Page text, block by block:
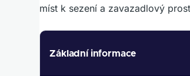
míst k sezení a zavazadlový
Základní informace